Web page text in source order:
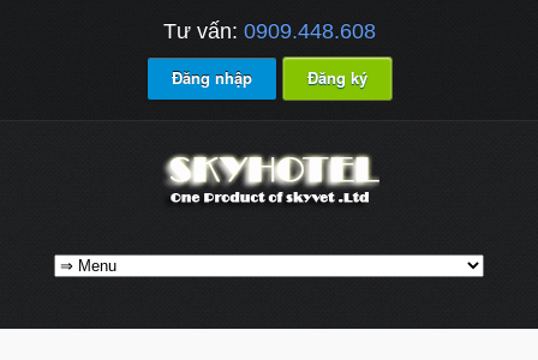
Tư vấn: 0909.448.608
Đăng nhập Đăng ký